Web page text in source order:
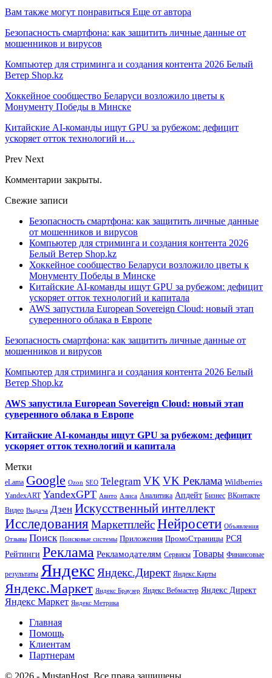
Вам также могут понравиться Еще от автора
Безопасность смартфона: как защитить личные данные от
мошенников и вирусов
Компьютер для стриминга и создания контента 2026 Белый
Ветер Shop.kz
Хоккейное сообщество Беларуси возложило цветы к
Монументу Победы в Минске
Китайские AI-команды ищут GPU за рубежом: дефицит
ускоряет отток технологий и…
Prev Next
Комментарии закрыты.
Свежие записи
Безопасность смартфона: как защитить личные данные
от мошенников и вирусов
Компьютер для стриминга и создания контента 2026
Белый Ветер Shop.kz
Хоккейное сообщество Беларуси возложило цветы к
Монументу Победы в Минске
Китайские AI-команды ищут GPU за рубежом: дефицит
ускоряет отток технологий и капитала
AWS запустила European Sovereign Cloud: новый этап
суверенного облака в Европе
Безопасность смартфона: как защитить личные данные от
мошенников и вирусов
Компьютер для стриминга и создания контента 2026 Белый
Ветер Shop.kz
AWS запустила European Sovereign Cloud: новый этап
суверенного облака в Европе
Китайские AI-команды ищут GPU за рубежом: дефицит
ускоряет отток технологий и капитала
Метки
eLama Google Ozon SEO Telegram VKVK Реклама Wildberries
YandexART YandexGPT Авито Алиса Аналитика Апдейт Бизнес ВКонтакте
Видео Выдача Дзен Искусственный интеллект
Исследования МаркетплейсНейросети Объявления
Отзывы Поиск Поисковые системы Приложения ПромоСтраницы РСЯ
Рейтинги Реклама Рекламодателям Сервисы Товары Финансовые
результаты Яндекс Яндекс.Директ Яндекс.Карты
Яндекс.Маркет Яндекс Браузер Яндекс Вебмастер Яндекс Директ
Яндекс Маркет Яндекс Метрика
Главная
Помощь
Клиентам
Партнерам